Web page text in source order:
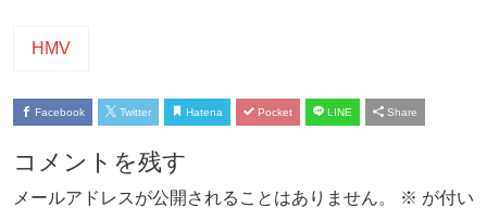
HMV
Facebook Twitter Hatena Pocket LINE Share
コメントを残す
メールアドレスが公開されることはありません。 ※ が付い